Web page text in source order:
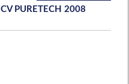
PURETECH 2008